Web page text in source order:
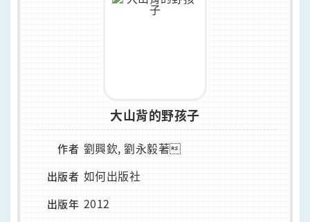
大山背的野孩子
作者 劉興欽, 劉永毅著
出版者 如何出版社
出版年 2012